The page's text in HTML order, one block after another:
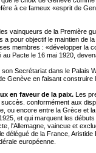
à ce fameux «esprit de
vainqueurs de la Première
a pour objectif le maintien de
membres : «développer la
Pacte le 16 mai 1920,
Secrétariat dans le Palais
Genève en faisant construire
en faveur de la paix. Les
conformément aux
ou encore entre la Grèce et
et qui marquent les
l'Allemagne, vaincue et
délégué de la France,
européenne.